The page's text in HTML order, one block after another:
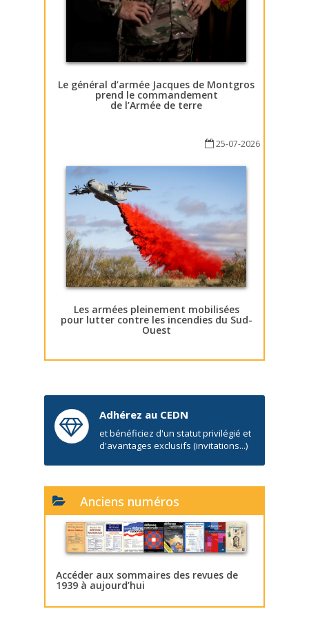
Le général d’armée Jacques de Montgros
prend le commandement
de l’Armée de terre
25-07-2026
Les armées pleinement mobilisées
pour lutter contre les incendies du Sud-
Ouest
Adhérez au CEDN
et bénéficiez d'un statut privilégié et
d'avantages exclusifs (invitations...)
Anciens numéros
Accéder aux sommaires des revues de
1939 à aujourd’hui